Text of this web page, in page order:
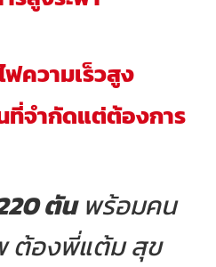
ฟความเร็วสูง
ที่จำกัดแต่ต้องการ
ตันพร้อมคน
ต้องพี่แต้ม สุข